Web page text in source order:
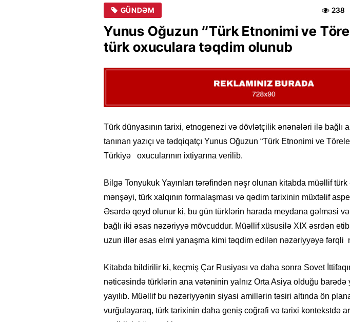
GÜNDƏM 238
Yunus Oğuzun “Türk Etnonimi ve
türk oxuculara təqdim olunub
Türk dünyasının tarixi, etnogenezi və dövlətçilik ənənələri ilə bağlı
tanınan yazıçı və tədqiqatçı Yunus Oğuzun “Türk Etnonimi ve
Türkiyə oxucularının ixtiyarına verilib.
Bilgə Tonyukuk Yayınları tərəfindən nəşr olunan kitabda müəllif
mənşəyi, türk xalqının formalaşması və qədim tarixinin müxtəlif
Əsərdə qeyd olunur ki, bu gün türklərin harada meydana gəlməsi
bağlı iki əsas nəzəriyyə mövcuddur. Müəllif xüsusilə XIX əsrdən
uzun illər əsas elmi yanaşma kimi təqdim edilən nəzəriyyəyə fərqli
Kitabda bildirilir ki, keçmiş Çar Rusiyası və daha sonra Sovet
nəticəsində türklərin ana vətəninin yalnız Orta Asiya olduğu barədə
yayılıb. Müəllif bu nəzəriyyənin siyasi amillərin təsiri altında ön
vurğulayaraq, türk tarixinin daha geniş coğrafi və tarixi kontekstdə